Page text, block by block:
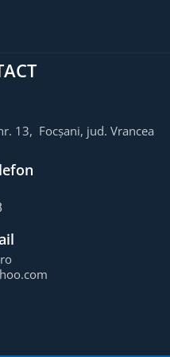
13, Focșani, jud. Vrancea